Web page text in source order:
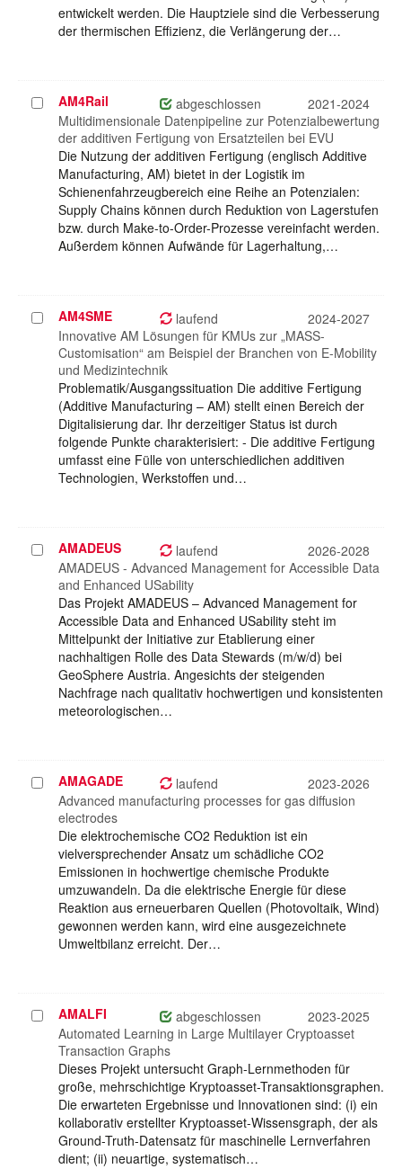
entwickelt werden. Die Hauptziele sind die Verbesserung
der thermischen Effizienz, die Verlängerung der…
Projekt
auswählen
AM4Rail abgeschlossen
2021-2024
Multidimensionale Datenpipeline zur Potenzialbewertung
der additiven Fertigung von Ersatzteilen bei EVU
Die Nutzung der additiven Fertigung (englisch Additive
Manufacturing, AM) bietet in der Logistik im
Schienenfahrzeugbereich eine Reihe an Potenzialen:
Supply Chains können durch Reduktion von Lagerstufen
bzw. durch Make-to-Order-Prozesse vereinfacht werden.
Außerdem können Aufwände für Lagerhaltung,…
Projekt
auswählen
AM4SME laufend
2024-2027
Innovative AM Lösungen für KMUs zur „MASS-
Customisation“ am Beispiel der Branchen von E-Mobility
und Medizintechnik
Problematik/Ausgangssituation Die additive Fertigung
(Additive Manufacturing – AM) stellt einen Bereich der
Digitalisierung dar. Ihr derzeitiger Status ist durch
folgende Punkte charakterisiert: - Die additive Fertigung
umfasst eine Fülle von unterschiedlichen additiven
Technologien, Werkstoffen und…
Projekt
auswählen
AMADEUS laufend
2026-2028
AMADEUS - Advanced Management for Accessible Data
and Enhanced USability
Das Projekt AMADEUS – Advanced Management for
Accessible Data and Enhanced USability steht im
Mittelpunkt der Initiative zur Etablierung einer
nachhaltigen Rolle des Data Stewards (m/w/d) bei
GeoSphere Austria. Angesichts der steigenden
Nachfrage nach qualitativ hochwertigen und konsistenten
meteorologischen…
Projekt
auswählen
AMAGADE laufend
2023-2026
Advanced manufacturing processes for gas diffusion
electrodes
Die elektrochemische CO2 Reduktion ist ein
vielversprechender Ansatz um schädliche CO2
Emissionen in hochwertige chemische Produkte
umzuwandeln. Da die elektrische Energie für diese
Reaktion aus erneuerbaren Quellen (Photovoltaik, Wind)
gewonnen werden kann, wird eine ausgezeichnete
Umweltbilanz erreicht. Der…
Projekt
auswählen
AMALFI abgeschlossen
2023-2025
Automated Learning in Large Multilayer Cryptoasset
Transaction Graphs
Dieses Projekt untersucht Graph-Lernmethoden für
große, mehrschichtige Kryptoasset-Transaktionsgraphen.
Die erwarteten Ergebnisse und Innovationen sind: (i) ein
kollaborativ erstellter Kryptoasset-Wissensgraph, der als
Ground-Truth-Datensatz für maschinelle Lernverfahren
dient; (ii) neuartige, systematisch…